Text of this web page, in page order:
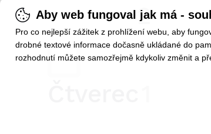
2
Aby web fungoval jak má -
Pro co nejlepší zážitek z prohlížení webu, aby
drobné textové informace dočasně ukládané do
rozhodnutí můžete samozřejmě kdykoliv změnit a